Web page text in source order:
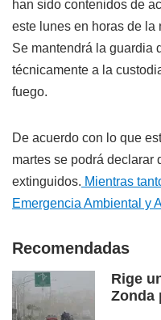
han sido contenidos de
este lunes en horas de la
Se mantendrá la guardia
técnicamente a la
fuego.
De acuerdo con lo que
martes se podrá declarar
extinguidos. Mientras
Emergencia Ambiental y
Recomendadas
Rige
Zonda